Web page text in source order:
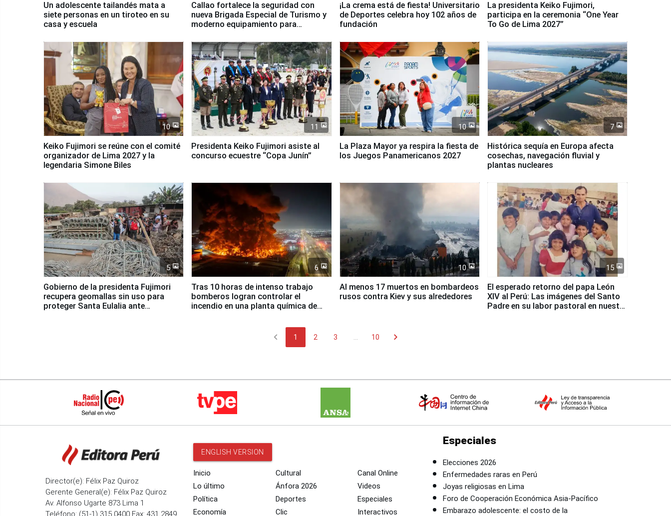
Un adolescente tailandés mata a
siete personas en un tiroteo en su
casa y escuela
Callao fortalece la seguridad con
nueva Brigada Especial de Turismo y
moderno equipamiento para
¡La crema está de fiesta! Universitario
de Deportes celebra hoy 102 años de
fundación
La presidenta Keiko Fujimori,
participa en la ceremonia “One Year
To Go de Lima 2027”
10
Keiko Fujimori se reúne con el comité
organizador de Lima 2027 y la
legendaria Simone Biles
11
Presidenta Keiko Fujimori asiste al
concurso ecuestre “Copa Junín”
10
La Plaza Mayor ya respira la fiesta de
los Juegos Panamericanos 2027
7
Histórica sequía en Europa afecta
cosechas, navegación fluvial y
plantas nucleares
5
Gobierno de la presidenta Fujimori
recupera geomallas sin uso para
proteger Santa Eulalia ante
6
Tras 10 horas de intenso trabajo
bomberos logran controlar el
incendio en una planta química de
10
Al menos 17 muertos en bombardeos
rusos contra Kiev y sus alrededores
15
El esperado retorno del papa León
XIV al Perú: Las imágenes del Santo
Padre en su labor pastoral en nuestro
chevron_left 1 2 3 10 chevron_right
Director(e): Félix Paz Quiroz
Gerente General(e): Félix Paz Quiroz
Av. Alfonso Ugarte 873 Lima 1
Teléfono: (51-1) 315 0400 Fax: 431 2849
ENGLISH VERSION
Inicio
Lo último
Política
Economía
Cultural
Ánfora 2026
Deportes
Clic
Canal Online
Videos
Especiales
Interactivos
Especiales
Elecciones 2026
Enfermedades raras en Perú
Joyas religiosas en Lima
Foro de Cooperación Económica Asia-Pacífico
Embarazo adolescente: el costo de la